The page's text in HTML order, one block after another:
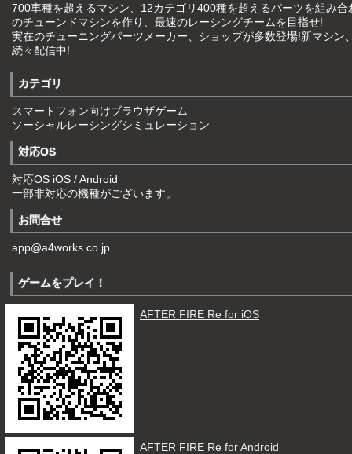
700車種を超えるマシン、12カテゴリ400種を超えるパーツを組み合
のチューンドマシンを作り、最速のレーシングチームを目指せ!
実在のチューニングパーツメーカー、ショップが多数登場!新マシン
続々配信中!
カテゴリ
スマートフォン向けブラウザゲーム
ソーシャルレーシングシミュレーション
対応OS
対応OS iOS / Android
一部非対応の機種がございます。
お問合せ
app@a4works.co.jp
ゲームをプレイ！
AFTER FIRE Re for iOS
AFTER FIRE Re for Android